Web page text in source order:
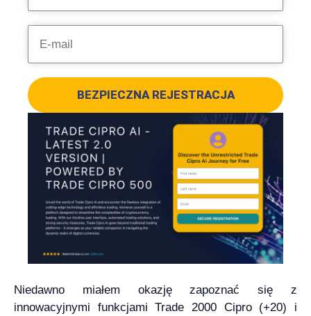
BEZPIECZNA REJESTRACJA
Niedawno miałem okazję zapoznać się z
innowacyjnymi funkcjami Trade 2000 Cipro (+20) i